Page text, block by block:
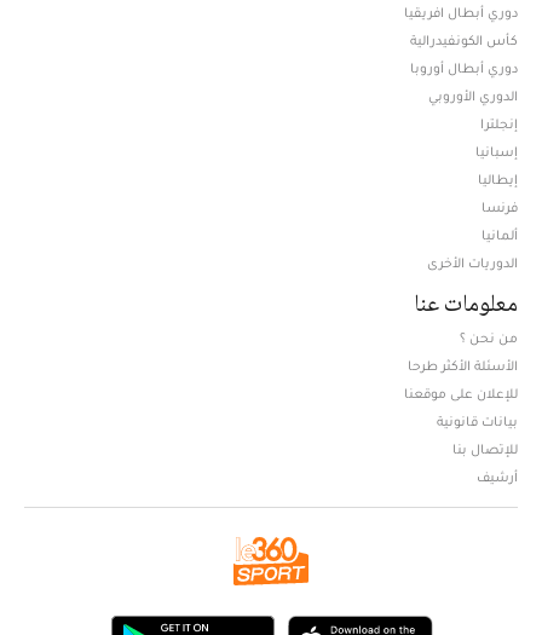
دوري أبطال افريقيا
كأس الكونفيدرالية
دوري أبطال أوروبا
الدوري الأوروبي
إنجلترا
إسبانيا
إيطاليا
فرنسا
ألمانيا
الدوريات الأخرى
معلومات عنا
من نحن ؟
الأسئلة الأكثر طرحا
للإعلان على موقعنا
بيانات قانونية
للإتصال بنا
أرشيف